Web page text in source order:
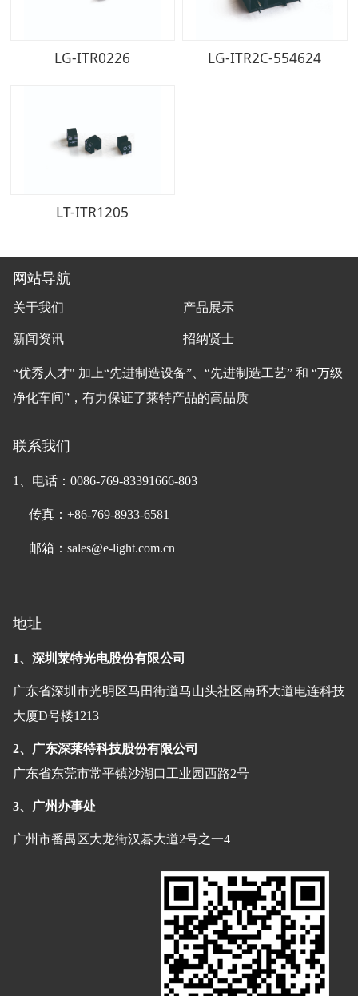
LG-ITR0226 LG-ITR2C-554624
LT-ITR1205
网站导航
关于我们
新闻资讯
产品展示
招纳贤士
“优秀人才" 加上“先进制造设备”、“先进制造工艺” 和 “万级
净化车间”，有力保证了莱特产品的高品质
联系我们
1、电话：0086-769-83391666-803
传真：+86-769-8933-6581
邮箱：sales@e-light.com.cn
地址
1、深圳莱特光电股份有限公司
广东省深圳市光明区马田街道马山头社区南环大道电连科技
大厦D号楼1213
2、广东深莱特科技股份有限公司
广东省东莞市常平镇沙湖口工业园西路2号
3、广州办事处
广州市番禺区大龙街汉碁大道2号之一4